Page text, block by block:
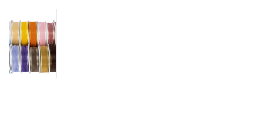
Catalogue: boîtes de luxe